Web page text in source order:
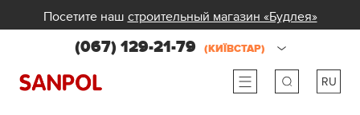
Посетите наш строительный магазин «Будлея»
(067) 129-21-79 (КИЇВСТАР)
RU